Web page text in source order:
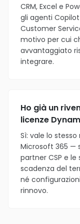
CRM, Excel e
gli agenti
Customer
motivo per cui
avvantaggiato
integrare.
Ho già un
licenze
Sì: vale lo
Microsoft 365 —
partner CSP e
scadenza del
né
rinnovo.